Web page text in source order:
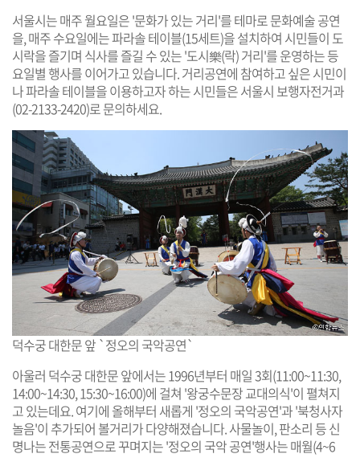
서울시는 매주 월요일은 '문화가 있는 거리'를 테마로 문화예술 공연
을, 매주 수요일에는 파라솔 테이블(15세트)을 설치하여 시민들이 도
시락을 즐기며 식사를 즐길 수 있는 '도시樂(락) 거리'를 운영하는 등
요일별 행사를 이어가고 있습니다. 거리공연에 참여하고 싶은 시민이
나 파라솔 테이블을 이용하고자 하는 시민들은 서울시 보행자전거과
(02-2133-2420)로 문의하세요.
덕수궁 대한문 앞 `정오의 국악공연`
아울러 덕수궁 대한문 앞에서는 1996년부터 매일 3회(11:00~11:30,
14:00~14:30, 15:30~16:00)에 걸쳐 '왕궁수문장 교대의식'이 펼쳐지
고 있는데요. 여기에 올해부터 새롭게 '정오의 국악공연'과 '북청사자
놀음'이 추가되어 볼거리가 다양해졌습니다. 사물놀이, 판소리 등 신
명나는 전통공연으로 꾸며지는 '정오의 국악 공연'행사는 매월(4~6